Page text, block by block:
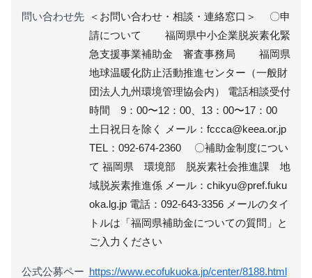
問い合わせ先
＜お問い合わせ・相談・連絡窓口＞ 〇申
請について 福岡県中小企業脱炭素化緊
急支援事業補助金 審査事務局 福岡県
地球温暖化防止活動推進センター（一般財
団法人九州環境管理協会内） 電話相談受付
時間 9：00〜12：00、13：00〜17：00
土日祝日を除く メール：fccca@keea.or.jp
TEL：092-674-2360 〇補助金制度につい
て 福岡県 環境部 脱炭素社会推進課 地
域脱炭素推進係 メール：chikyu@pref.fuku
oka.lg.jp 電話：092-643-3356 メールのタイ
トルは「福岡県補助金についての質問」と
ご入力ください
公式公募ペー https://www.ecofukuoka.jp/center/8188.html